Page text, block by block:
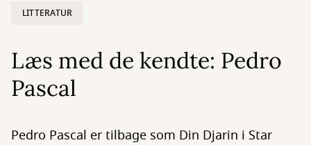
LITTERATUR
Læs med de kendte: Pedro
Pascal
Pedro Pascal er tilbage som Din Djarin i Star